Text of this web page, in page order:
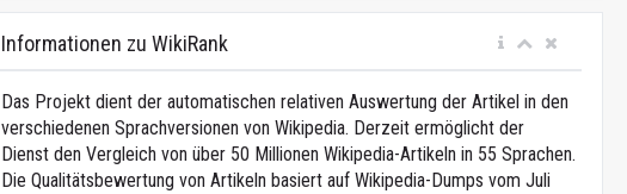
Informationen zu WikiRank
Das Projekt dient der automatischen relativen Auswertung der Artikel in den
verschiedenen Sprachversionen von Wikipedia. Derzeit ermöglicht der
Dienst den Vergleich von über 50 Millionen Wikipedia-Artikeln in 55 Sprachen.
Die Qualitätsbewertung von Artikeln basiert auf Wikipedia-Dumps vom Juli